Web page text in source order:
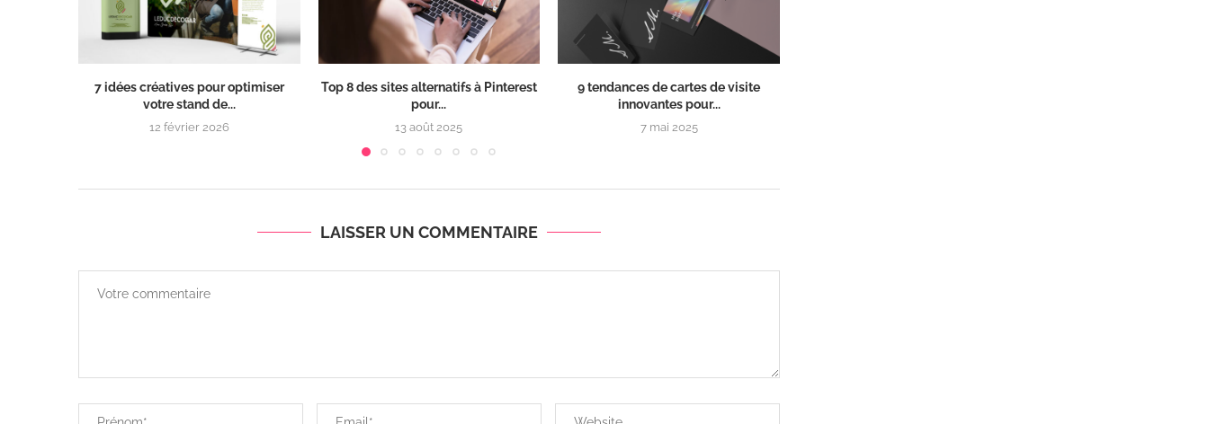
7 idées créatives pour optimiser
votre stand de...
12 février 2026
Top 8 des sites alternatifs à Pinterest
pour...
13 août 2025
9 tendances de cartes de visite
innovantes pour...
7 mai 2025
LAISSER UN COMMENTAIRE